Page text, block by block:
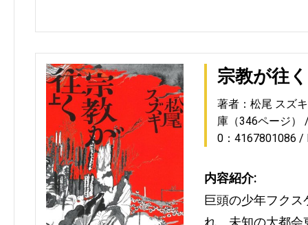
宗教が往
著者：松尾 スズキ
庫（346ページ）
0：4167801086
内容紹介:
巨頭の少年フク
れ、未知の大都